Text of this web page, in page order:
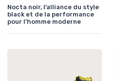
Nocta noir, l’alliance du style
black et de la performance
pour l’homme moderne